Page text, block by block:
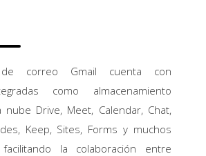
correo Gmail cuenta con
como almacenamiento
Drive, Meet, Calendar, Chat,
Keep, Sites, Forms y muchos
la colaboración entre